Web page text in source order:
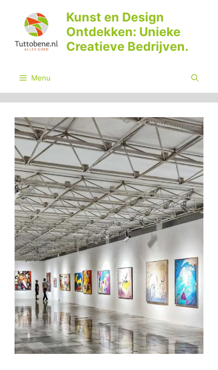
inhoud
Kunst en Design
Ontdekken: Unieke
Creatieve Bedrijven.
Menu